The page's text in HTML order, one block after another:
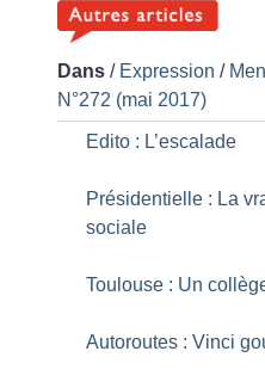
Dans / Expression /
N°272 (mai 2017)
Edito : L’escalade
Présidentielle : La
sociale
Toulouse : Un
Autoroutes : Vinci